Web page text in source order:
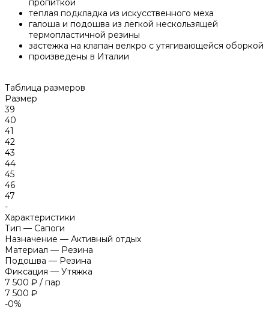
теплая подкладка из искусственного меха
галоша и подошва из легкой нескользящей
термопластичной резины
застежка на клапан велкро с утягивающейся оборкой
произведены в Италии
Таблица размеров
Размер
39
40
41
42
43
44
45
46
47
-
Характеристики
Тип — Сапоги
Назначение — Активный отдых
Материал — Резина
Подошва — Резина
Фиксация — Утяжка
7 500 ₽ / пар
7 500 ₽
-0%